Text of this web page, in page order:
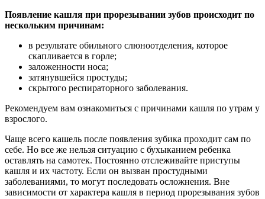
Появление кашля при прорезывании зубов происходит по
нескольким причинам:
в результате обильного слюноотделения, которое
скапливается в горле;
заложенности носа;
затянувшейся простуды;
скрытого респираторного заболевания.
Рекомендуем вам ознакомиться с причинами кашля по утрам у
взрослого.
Чаще всего кашель после появления зубика проходит сам по
себе. Но все же нельзя ситуацию с бухыканием ребенка
оставлять на самотек. Постоянно отслеживайте приступы
кашля и их частоту. Если он вызван простудными
заболеваниями, то могут последовать осложнения. Вне
зависимости от характера кашля в период прорезывания зубов